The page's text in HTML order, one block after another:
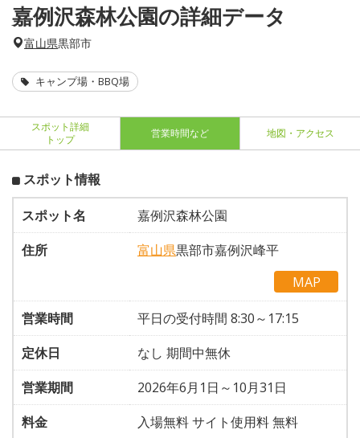
嘉例沢森林公園の詳細データ
富山県黒部市
キャンプ場・BBQ場
スポット詳細
トップ
営業時間など 地図・アクセス
スポット情報
スポット名
嘉例沢森林公園
住所
富山県黒部市嘉例沢峰平
MAP
営業時間
平日の受付時間 8:30～17:15
定休日
なし 期間中無休
営業期間
2026年6月1日～10月31日
料金
入場無料 サイト使用料 無料